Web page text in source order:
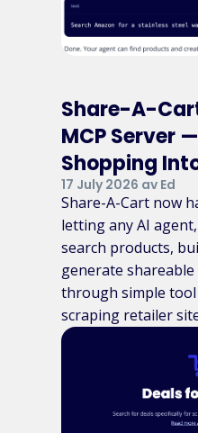
Share-A-
MCP Server
Shopping
17 July 2026 av Ed
Share-A-Cart now
letting any AI
search products,
generate
through simple
scraping retailer